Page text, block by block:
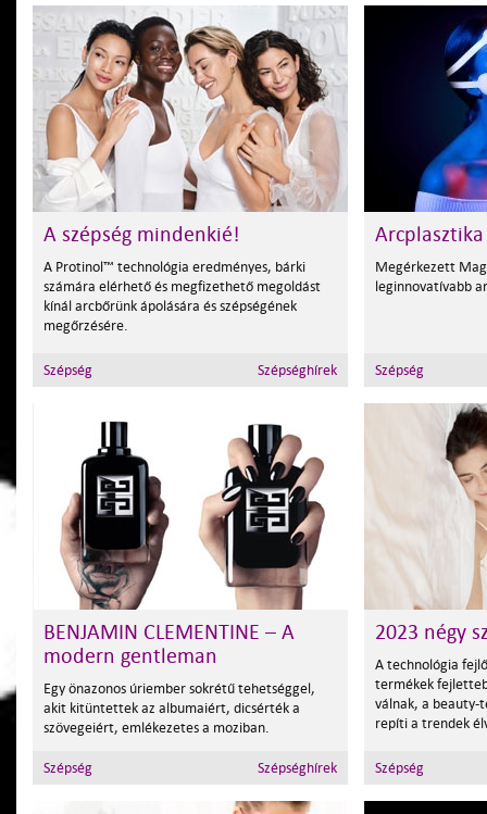
A szépség mindenkié!
A Protinol™ technológia eredményes, bárki
számára elérhető és megfizethető megoldást
kínál arcbőrünk ápolására és szépségének
megőrzésére.
Szépség Szépséghírek
Megérkezett
leginnovatívabb
Szépség
BENJAMIN CLEMENTINE – A
modern gentleman
Egy önazonos úriember sokrétű tehetséggel,
akit kitüntettek az albumaiért, dicsérték a
szövegeiért, emlékezetes a moziban.
Szépség Szépséghírek
2023 négy
A technológia
termékek
válnak, a beauty-
repíti a trendek
Szépség